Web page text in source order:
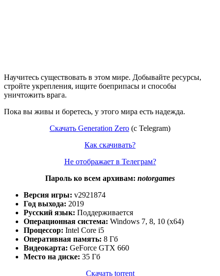
Научитесь существовать в этом мире. Добывайте ресурсы,
стройте укрепления, ищите боеприпасы и способы
уничтожить врага.
Пока вы живы и боретесь, у этого мира есть надежда.
Скачать Generation Zero (с Telegram)
Как скачивать?
Не отображает в Телеграм?
Пароль ко всем архивам: notorgames
Версия игры: v2921874
Год выхода: 2019
Русский язык: Поддерживается
Операционная система: Windows 7, 8, 10 (x64)
Процессор: Intel Core i5
Оперативная память: 8 Гб
Видеокарта: GeForce GTX 660
Место на диске: 35 Гб
Скачать torrent